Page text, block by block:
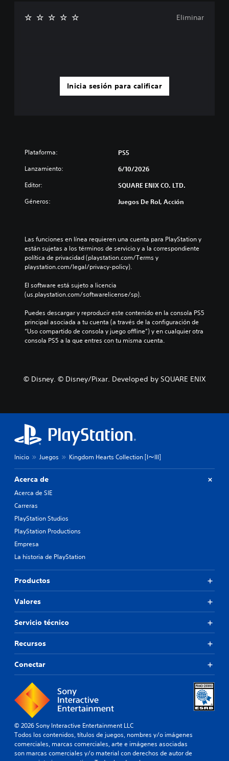
Inicia sesión para calificar
Eliminar
Plataforma: PS5
Lanzamiento: 6/10/2026
Editor: SQUARE ENIX CO. LTD.
Géneros: Juegos De Rol, Acción
Las funciones en línea requieren una cuenta para PlayStation y
están sujetas a los términos de servicio y a la correspondiente
política de privacidad (playstation.com/Terms y
playstation.com/legal/privacy-policy).
El software está sujeto a licencia
(us.playstation.com/softwarelicense/sp).
Puedes descargar y reproducir este contenido en la consola PS5
principal asociada a tu cuenta (a través de la configuración de
“Uso compartido de consola y juego offline”) y en cualquier otra
consola PS5 a la que entres con tu misma cuenta.
© Disney. © Disney/Pixar. Developed by SQUARE ENIX
Inicio Juegos Kingdom Hearts Collection [I～III]
Acerca de
Acerca de SIE
Carreras
PlayStation Studios
PlayStation Productions
Empresa
La historia de PlayStation
Productos
Valores
Servicio técnico
Recursos
Conectar
© 2026 Sony Interactive Entertainment LLC
Todos los contenidos, títulos de juegos, nombres y/o imágenes
comerciales, marcas comerciales, arte e imágenes asociadas
son marcas comerciales y/o material con derechos de autor de